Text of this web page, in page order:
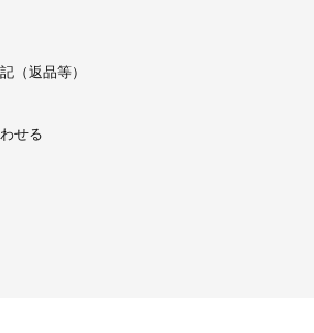
（返品等）
せる